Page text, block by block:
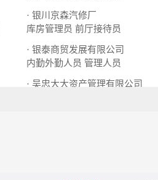
· 银川京森汽修厂
库房管理员 前厅接待员
· 银泰商贸发展有限公司
内勤外勤人员 管理人员
· 吴忠大大资产管理有限公司